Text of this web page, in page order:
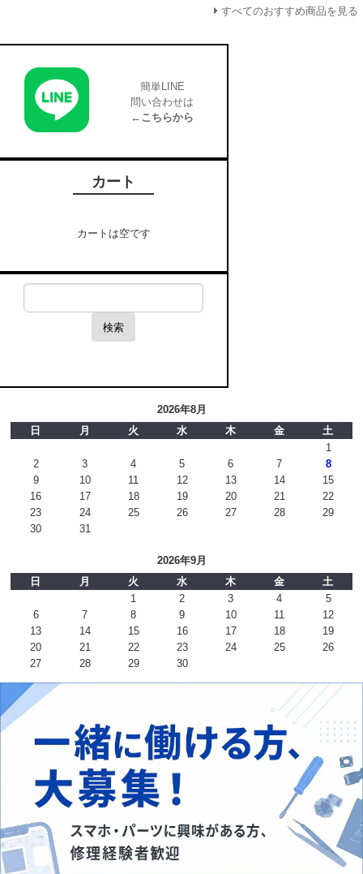
すべてのおすすめ商品を見る
簡単LINE
問い合わせは
←こちらから
カート
カートは空です
検索
2026年8月
日
月 火 水 木 金
土
1
2
3 4 5 6 7
8
9
10 11 12 13 14
15
16
17 18 19 20 21
22
23
24 25 26 27 28
29
30
31
2026年9月
日
月 火 水 木 金
土
1
2 3 4
5
6
7 8 9 10 11
12
13
14 15 16 17 18
19
20
21 22 23 24 25
26
27
28 29 30